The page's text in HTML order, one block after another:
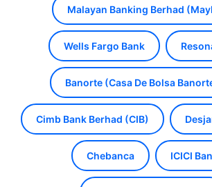
Malayan Banking Berhad
Wells Fargo Bank
Banorte (Casa De Bolsa
Cimb Bank Berhad (CIB)
Chebanca ICICI